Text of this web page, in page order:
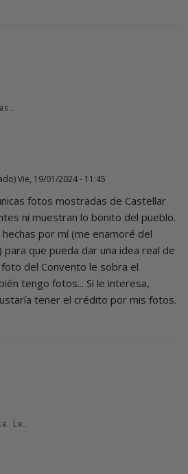
Vie, 19/01/2024 - 11:45
fotos mostradas de Castellar
ni muestran lo bonito del pueblo.
por mí (me enamoré del
que pueda dar una idea real de
del Convento le sobra el
tengo fotos... Si le interesa,
tener el crédito por mis fotos.
Le…